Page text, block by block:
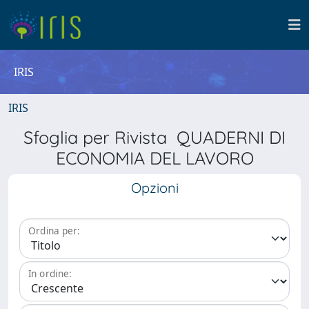
IRIS
IRIS
Sfoglia per Rivista QUADERNI DI
ECONOMIA DEL LAVORO
Opzioni
Ordina per:
In ordine: